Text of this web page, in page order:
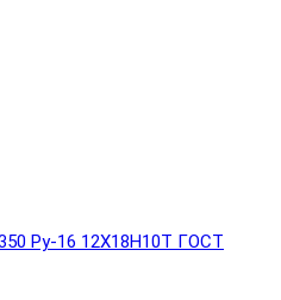
Ру-16 12Х18Н10Т ГОСТ